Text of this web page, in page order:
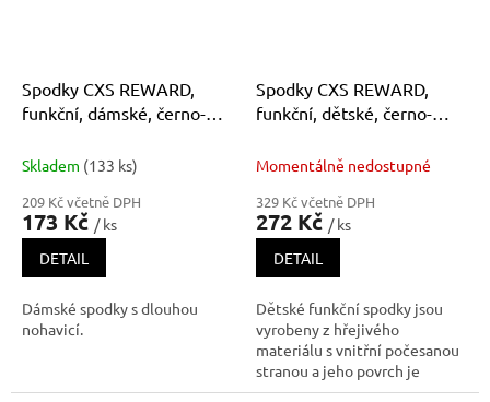
Spodky CXS REWARD,
funkční, dámské, černo-
Skladem (133 ks)
209 Kč včetně DPH
173 Kč / ks
DETAIL
Dámské spodky s dlouhou
nohavicí.
Spodky CXS REWARD,
funkční, dětské, černo-
Momentálně nedostupné
329 Kč včetně DPH
272 Kč / ks
DETAIL
Dětské funkční spodky jsou
vyrobeny z hřejivého
materiálu s vnitřní počesanou
stranou a jeho povrch je
ošetřen antibakteriální